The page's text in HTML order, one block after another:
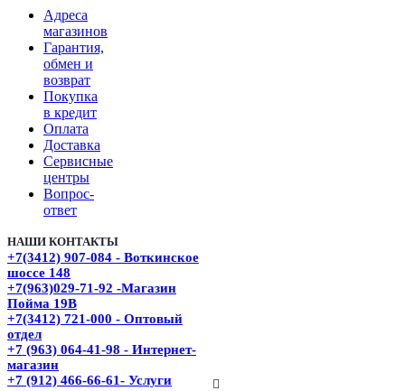
Адреса
магазинов
Гарантия,
обмен и
возврат
Покупка
в кредит
Оплата
Доставка
Сервисные
центры
Вопрос-
ответ
НАШИ КОНТАКТЫ
+7(3412) 907-084 - Воткинское
шоссе 148
+7(963)029-71-92 -Магазин
Пойма 19В
+7(3412) 721-000 - Оптовый
отдел
+7 (963) 064-41-98 - Интернет-
магазин
+7 (912) 466-66-61- Услуги